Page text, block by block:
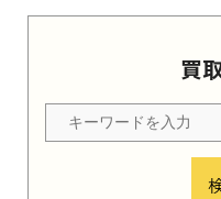
買
Apple Watch
ちら
iPhone 16e シ